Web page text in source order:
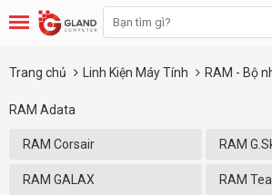
Trang chủ Linh Kiện Máy Tính RAM - Bộ
RAM Adata
RAM Corsair RAM
RAM GALAX RAM